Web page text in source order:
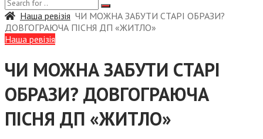
Наша ревізія ЧИ МОЖНА ЗАБУТИ СТАРІ ОБРАЗИ?
ДОВГОГРАЮЧА ПІСНЯ ДП «ЖИТЛО»
Наша ревізія
ЧИ МОЖНА ЗАБУТИ СТАРІ
ОБРАЗИ? ДОВГОГРАЮЧА
ПІСНЯ ДП «ЖИТЛО»